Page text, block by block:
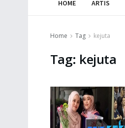
HOME ARTIS
Home Tag kejuta
Tag: kejuta